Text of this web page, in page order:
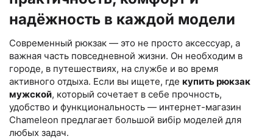
надёжность в каждой модели
Современный рюкзак — это не просто аксессуар, а
важная часть повседневной жизни. Он необходим в
городе, в путешествиях, на службе и во время
активного отдыха. Если вы ищете, где купить рюкзак
мужской, который сочетает в себе прочность,
удобство и функциональность — интернет-магазин
Chameleon предлагает большой вибір моделей для
любых задач.